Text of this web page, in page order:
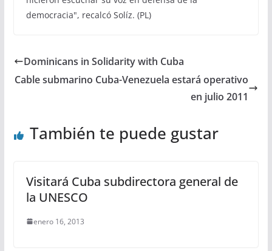
democracia", recalcó Solíz. (PL)
Dominicans in Solidarity with Cuba
Cable submarino Cuba-Venezuela estará operativo
en julio 2011
También te puede gustar
Visitará Cuba subdirectora general de
la UNESCO
enero 16, 2013